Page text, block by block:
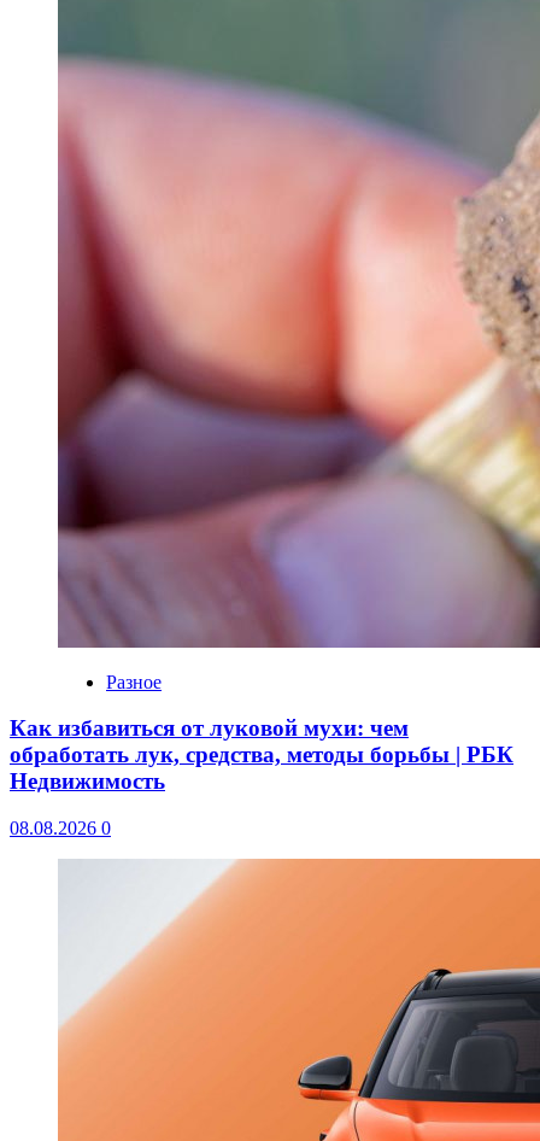
Разное
Как избавиться от луковой мухи: чем
обработать лук, средства, методы борьбы | РБК
Недвижимость
08.08.2026 0